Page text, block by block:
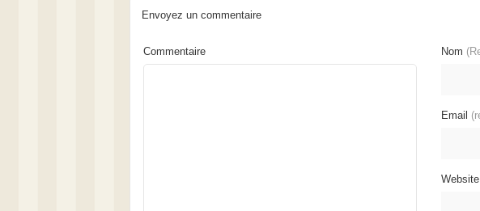
Envoyez un commentaire
Nom
Email
Website
Commentaire